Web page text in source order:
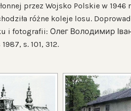
przez Wojsko Polskie w
różne koleje losu.
i fotografii: Олег Володимир
s. 101, 312.